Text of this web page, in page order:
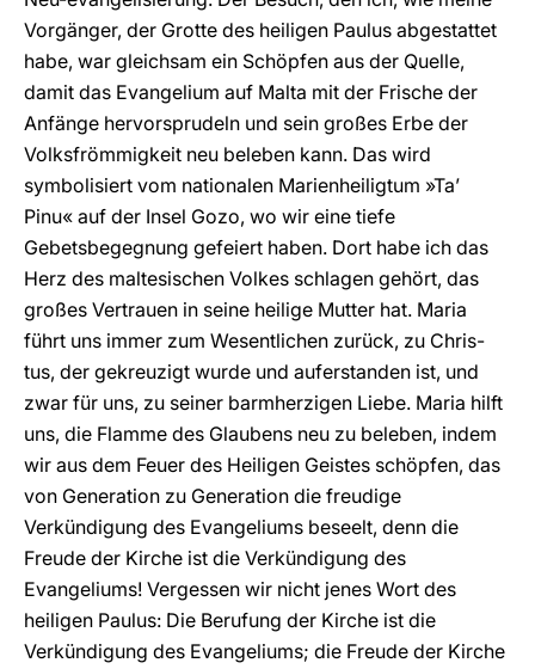
Vorgänger, der Grotte des heiligen Paulus abgestattet
habe, war gleichsam ein Schöpfen aus der Quelle,
damit das Evangelium auf Malta mit der Frische der
Anfänge hervorsprudeln und sein großes Erbe der
Volksfrömmigkeit neu beleben kann. Das wird
symbolisiert vom nationalen Marienheiligtum »Ta’
Pinu« auf der Insel Gozo, wo wir eine tiefe
Gebetsbegegnung gefeiert haben. Dort habe ich das
Herz des maltesischen Volkes schlagen gehört, das
großes Vertrauen in seine heilige Mutter hat. Maria
führt uns immer zum Wesentlichen zurück, zu Chris-
tus, der gekreuzigt wurde und auferstanden ist, und
zwar für uns, zu seiner barmherzigen Liebe. Maria hilft
uns, die Flamme des Glaubens neu zu beleben, indem
wir aus dem Feuer des Heiligen Geistes schöpfen, das
von Generation zu Generation die freudige
Verkündigung des Evangeliums beseelt, denn die
Freude der Kirche ist die Verkündigung des
Evangeliums! Vergessen wir nicht jenes Wort des
heiligen Paulus: Die Berufung der Kirche ist die
Verkündigung des Evangeliums; die Freude der Kirche